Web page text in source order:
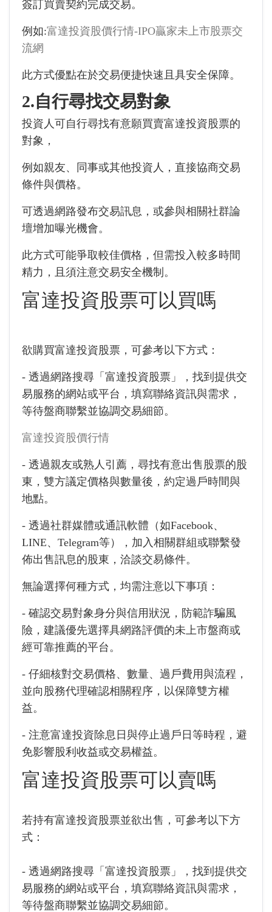
簽訂買賣契約完成交易。
例如:富達投資股價行情-IPO贏家未上市股票交
流網
此方式優點在於交易便捷快速且具安全保障。
2.自行尋找交易對象
投資人可自行尋找有意願買賣富達投資股票的
對象，
例如親友、同事或其他投資人，直接協商交易
條件與價格。
可透過網路發布交易訊息，或參與相關社群論
壇增加曝光機會。
此方式可能爭取較佳價格，但需投入較多時間
精力，且須注意交易安全機制。
富達投資股票可以買嗎
欲購買富達投資股票，可參考以下方式：
- 透過網路搜尋「富達投資股票」，找到提供交
易服務的網站或平台，填寫聯絡資訊與需求，
等待盤商聯繫並協調交易細節。
富達投資股價行情
- 透過親友或熟人引薦，尋找有意出售股票的股
東，雙方議定價格與數量後，約定過戶時間與
地點。
- 透過社群媒體或通訊軟體（如Facebook、
LINE、Telegram等），加入相關群組或聯繫發
佈出售訊息的股東，洽談交易條件。
無論選擇何種方式，均需注意以下事項：
- 確認交易對象身分與信用狀況，防範詐騙風
險，建議優先選擇具網路評價的未上市盤商或
經可靠推薦的平台。
- 仔細核對交易價格、數量、過戶費用與流程，
並向股務代理確認相關程序，以保障雙方權
益。
- 注意富達投資除息日與停止過戶日等時程，避
免影響股利收益或交易權益。
富達投資股票可以賣嗎
若持有富達投資股票並欲出售，可參考以下方
式：
- 透過網路搜尋「富達投資股票」，找到提供交
易服務的網站或平台，填寫聯絡資訊與需求，
等待盤商聯繫並協調交易細節。